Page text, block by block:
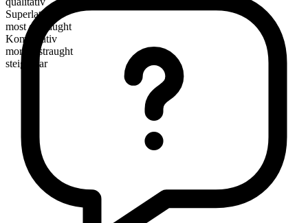
Superlativ
most distraught
Komparativ
more distraught
steigerbar